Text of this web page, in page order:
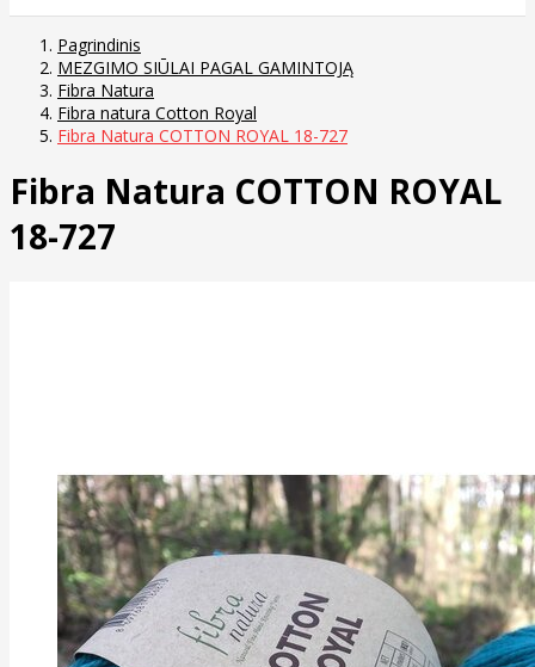
Pagrindinis
MEZGIMO SIŪLAI PAGAL GAMINTOJĄ
Fibra Natura
Fibra natura Cotton Royal
Fibra Natura COTTON ROYAL 18-727
Fibra Natura COTTON ROYAL
18-727